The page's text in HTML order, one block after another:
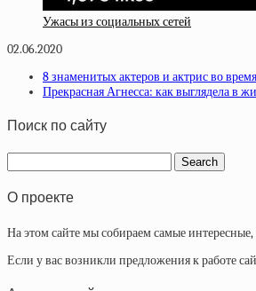
Ужасы из социальных сетей
02.06.2020
8 знаменитых актеров и актрис во
Прекрасная Агнесса: как выглядела в
Поиск по сайту
О проекте
На этом сайте мы собираем самые
Если у вас возникли предложения к работе